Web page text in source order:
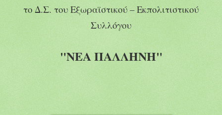
το Δ.Σ. του Εξωραϊστικού – Εκπολιτιστικού
Συλλόγου
"ΝΕΑ ΠΑΛΛΗΝΗ"